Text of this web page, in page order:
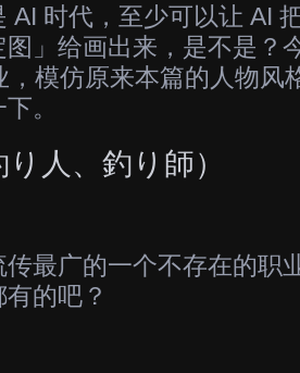
AI 时代，至少可以让 AI
图」给画出来，是不是？
，模仿原来本篇的人物风
。
人、釣り師）
最广的一个不存在的职
的吧？